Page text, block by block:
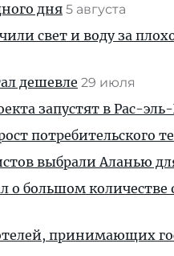
дня 5 августа
свет и воду за
дешевле 29 июля
запустят в Рас-
потребительского
выбрали Аланью
о большом количестве
принимающих